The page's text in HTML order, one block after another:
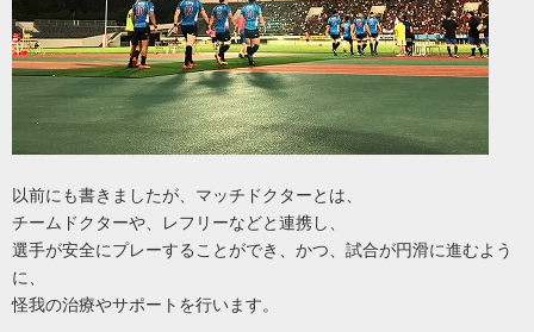
以前にも書きましたが、マッチドクターとは、
チームドクターや、レフリーなどと連携し、
選手が安全にプレーすることができ、かつ、試合が円滑に進むよう
に、
怪我の治療やサポートを行います。